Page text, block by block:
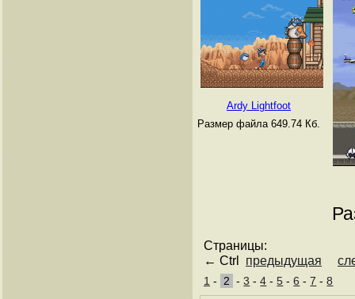
Ardy Lightfoot
Размер файла 649.74 Кб.
Страницы:
← Ctrl предыдущая
1 - 2 -3 -4 -5 -6 -7 -8